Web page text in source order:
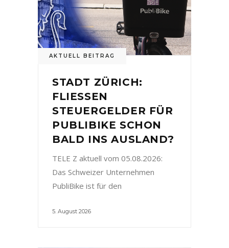
AKTUELL BEITRAG
STADT ZÜRICH:
FLIESSEN
STEUERGELDER FÜR
PUBLIBIKE SCHON
BALD INS AUSLAND?
TELE Z aktuell vom 05.08.2026:
Das Schweizer Unternehmen
PubliBike ist für den
5. August 2026